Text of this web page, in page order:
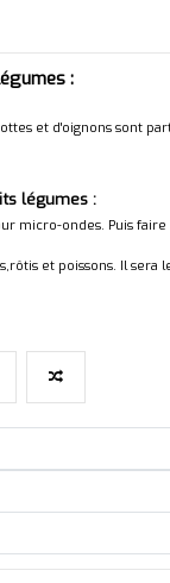
:
et d'oignons sont
légumes :
micro-ondes. Puis
et poissons. Il